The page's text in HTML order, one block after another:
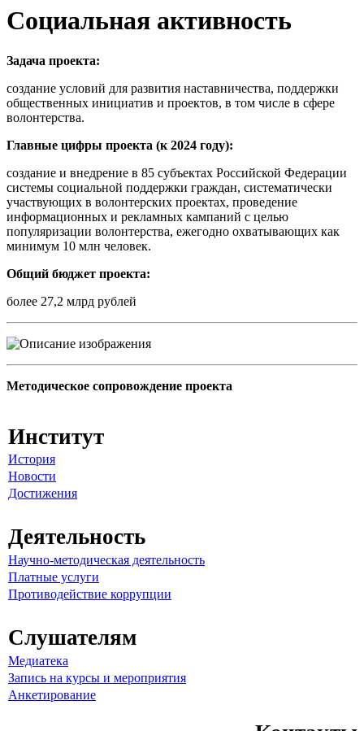
Социальная активность
Задача проекта:
создание условий для развития наставничества, поддержки
общественных инициатив и проектов, в том числе в сфере
волонтерства.
Главные цифры проекта (к 2024 году):
создание и внедрение в 85 субъектах Российской Федерации
системы социальной поддержки граждан, систематически
участвующих в волонтерских проектах, проведение
информационных и рекламных кампаний с целью
популяризации волонтерства, ежегодно охватывающих как
минимум 10 млн человек.
Общий бюджет проекта:
более 27,2 млрд рублей
Методическое сопровождение проекта
Институт
История
Новости
Достижения
Деятельность
Научно-методическая деятельность
Платные услуги
Противодействие коррупции
Слушателям
Медиатека
Запись на курсы и мероприятия
Анкетирование